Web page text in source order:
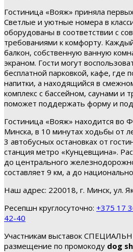
Гостиница «Вояж» приняла
Светлые и уютные номера в
оборудованы в соответствии с
требованиями к комфорту.
балкон, собственную ванную
экраном. Гости могут
бесплатной парковкой, кафе, где
напитки, а находящийся в
комплекс с бассейном, саунами и
поможет поддержать форму и
Гостиница «Вояж» находится во
Минска, в 10 минутах ходьбы от
3 автобусных остановках от
станция метро «Кунцевщина».
до центрального
составляет 9 км, а до
Наш адрес: 220018, г. Минск, ул.
Ресепшн круглосуточно: +375 17
42-40
Участникам выставок
размещение по промокоду dog